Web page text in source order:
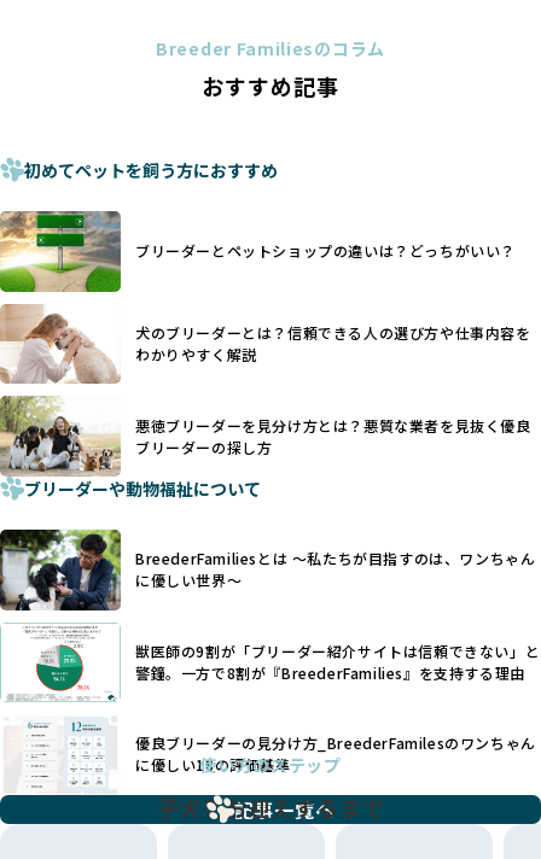
法令レベルの最低基準にとどまっていることが問題です。こ
ものに過ぎず、ワンちゃんの心身の福祉やブリーダーの責任
少なくなく、消費者にとって選択の判断が難しい現状があり
さらに、書類審査のみで掲載が許可されるサイトが多く、実
際の飼育環境やブリーダーの姿勢が見えにくい点も課題で
す。こうしたサイトでは、ブリーダーが記載する情報が主で
あり、実際の現場や日々のケアの状況がわからないため、営
利優先の「悪徳ブリーダー」が含まれるリスクが高まりま
す。
BreederFamiliesでは、ワンちゃんを大切にする「優良ブリ
ーダー」のみを紹介するために、法令を超えた独自の基準を
設け、ブリーダーの理念や飼育環境の厳格なチェックを行っ
ています。
一部の営利優先のブリーディングでは、母犬の出産負担を考
えずに大量繁殖が行われ、親犬が心身ともに疲弊するケース
が見られます。さらに、コストカットのために食事を減らし
たり、栄養のない食事を与える、適切な健康管理が行われな
いなど、ワンちゃんの健康と福祉が犠牲にされることも少な
くありません。
また、健康リスクが予測しづらいミックス犬の繁殖や、愛情
が行き届かない多頭飼育等も問題です。これらのブリーディ
ング手法は、ワンちゃんの福祉を無視し、利益のみを追求す
るブリーダーによるものが多く、消費者にとっても深刻な課
題となっています。
BreederFamiliesでは、こうしたワンちゃんに優しくないブ
リーディングをなくすため、すべてのワンちゃんを家族のよ
うに大切に飼育・繁殖を行っている「優良ブリーダー」のみ
に断尾（しっぽを切る）や断耳（耳を切る）が行われている
ことがあります。
これは痛みを伴う処置で、ワンちゃんの身体的な負担が大き
手段でもあるため、切断されることで他の犬や人間との意思
ヨーロッパ諸国ではこうした処置が禁止されている一方で、
日本ではいまだ行われる場合があります。
優良ブリーダーは動物福祉を優先し、ワンちゃんの自然な姿
を大切にするため断尾・断耳を行いません。
一方、営利優先ブリーダーでは「見た目が良く売れやすい」
ことを理由に断尾や断耳を行うことがあり、中には麻酔なし
で処置するケースも見受けられます。
「耳やしっぽを切らない」詳細はこちら
犬種ごとに異なる健康リスクや育て方のポイントを理解し、
適切に対応するためには、深い知識と豊富な経験が欠かせま
せん。現在、犬種は200種類以上あり、それぞれに特有の健康
たとえば、パグは呼吸器系のトラブルを抱えやすく、ラブラ
ドール・レトリバーには股関節形成不全への注意が必要で
す。このような犬種ごとの違いを熟知し、適切なケアを提供
できるかどうかは、ブリーダーの専門性に大きく関わりま
す。
優良ブリーダーは、少数の犬種（一般的に3種以内）に絞って
繁殖を行い、各犬種の特徴を熟知しています。これにより、
犬種ごとの健康管理や繁殖において質の高いケアを提供する
ことが可能です。
一方、営利優先ブリーダーは流行や需要に応じて扱う犬種を
増やす傾向があり、犬種ごとに異なる健康問題や適切な育成
環境を十分に考慮しない場合があります。こうしたブリーダ
Breeder Familiesのコラム
おすすめ記事
初めてペットを飼う方におすすめ
ブリーダーとペットショップの違いは？どっちがいい？
犬のブリーダーとは？信頼できる人の選び方や仕事内容を
わかりやすく解説
悪徳ブリーダーを見分け方とは？悪質な業者を見抜く優良
ブリーダーの探し方
ブリーダーや動物福祉について
BreederFamiliesとは 〜私たちが目指すのは、ワンちゃん
に優しい世界〜
獣医師の9割が「ブリーダー紹介サイトは信頼できない」と
警鐘。一方で8割が『BreederFamilies』を支持する理由
優良ブリーダーの見分け方_BreederFamilesのワンちゃん
に優しい18の評価基準
記事一覧へ
使い方のステップ
子犬をお迎えするまで